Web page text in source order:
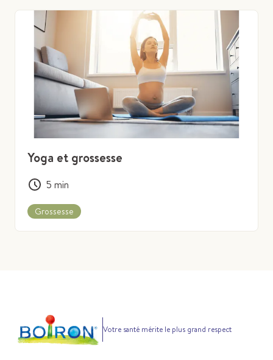
Yoga et grossesse
5 min
Grossesse
Votre santé mérite le plus grand respect